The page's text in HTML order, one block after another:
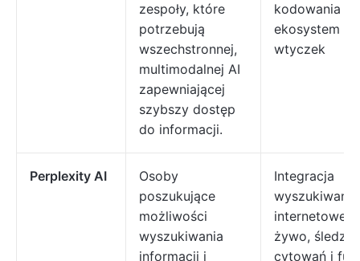
zespoły, które
potrzebują
wszechstronnej,
multimodalnej AI
zapewniającej
szybszy dostęp
do informacji.
kodowania i
ekosystem
wtyczek
Perplexity AI
Osoby
poszukujące
możliwości
wyszukiwania
informacji i
Integracja
wyszukiwania
żywo,
cytowań i